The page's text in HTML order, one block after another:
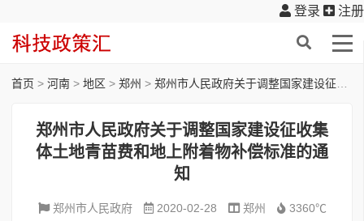
登录 注册
首页 > 河南 > 地区 > 郑州 > 郑州市人民政府关于调整国家建设征收集体土地青苗费和地上附着物补偿标准的通知
郑州市人民政府关于调整国家建设征收集
体土地青苗费和地上附着物补偿标准的通
知
郑州市人民政府 2020-02-28 郑州
3360℃